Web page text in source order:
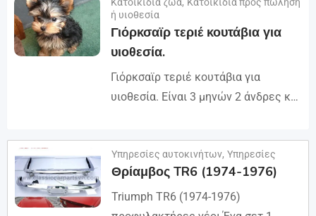
ή υιοθεσία
Γιόρκσαϊρ τεριέ κουτάβια για
υιοθεσία.
Γιόρκσαϊρ τεριέ κουτάβια για
υιοθεσία. Είναι 3 μηνών 2 άνδρες και
(rosemuiz10@gmail.com) για
οποιοδήποτε ενδιαφερόμενο
πρόσωπο...
Λεπτομέρειες
Υπηρεσίες αυτοκινήτων, Υπηρεσίες
Θρίαμβος TR6 (1974-1976)
Triumph TR6 (1974-1976)